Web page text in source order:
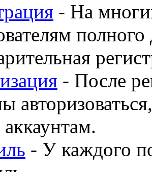
- На
полного
- После
- У каждого